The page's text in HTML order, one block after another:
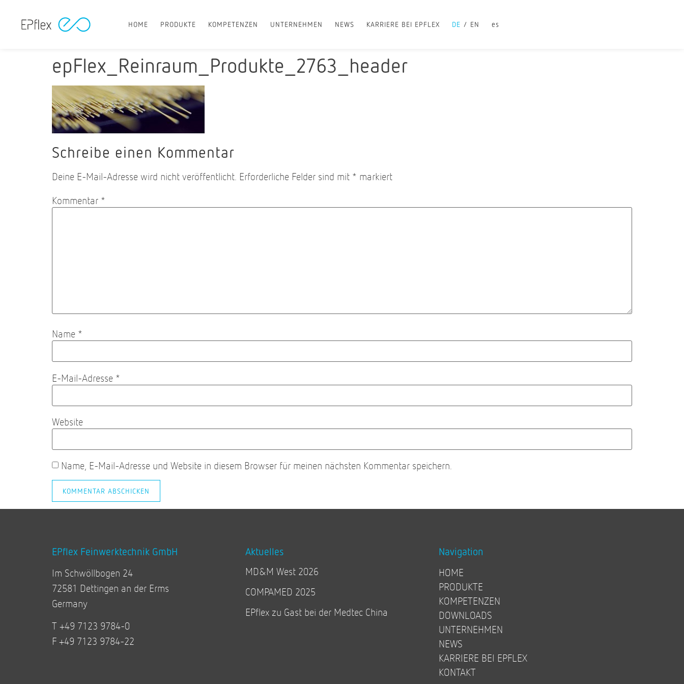
HOME PRODUKTE KOMPETENZEN UNTERNEHMEN NEWS KARRIERE BEI EPFLEX DE EN es
epFlex_Reinraum_Produkte_2763_header
Schreibe einen Kommentar
Deine E-Mail-Adresse wird nicht veröffentlicht. Erforderliche Felder sind mit * markiert
Kommentar *
Name *
E-Mail-Adresse *
Website
Name, E-Mail-Adresse und Website in diesem Browser für meinen nächsten Kommentar speichern.
EPflex Feinwerktechnik GmbH
Im Schwöllbogen 24
72581 Dettingen an der Erms
Germany
T +49 7123 9784-0
F +49 7123 9784-22
Aktuelles
MD&M West 2026
COMPAMED 2025
EPflex zu Gast bei der Medtec China
Navigation
HOME
PRODUKTE
KOMPETENZEN
DOWNLOADS
UNTERNEHMEN
NEWS
KARRIERE BEI EPFLEX
KONTAKT